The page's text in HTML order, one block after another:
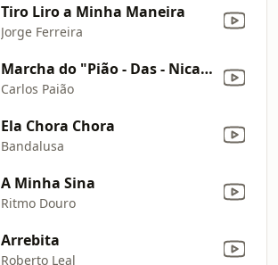
Tiro Liro a Minha Maneira
Jorge Ferreira
Marcha do "Pião - Das - Nicas"
Carlos Paião
Ela Chora Chora
Bandalusa
A Minha Sina
Ritmo Douro
Arrebita
Roberto Leal